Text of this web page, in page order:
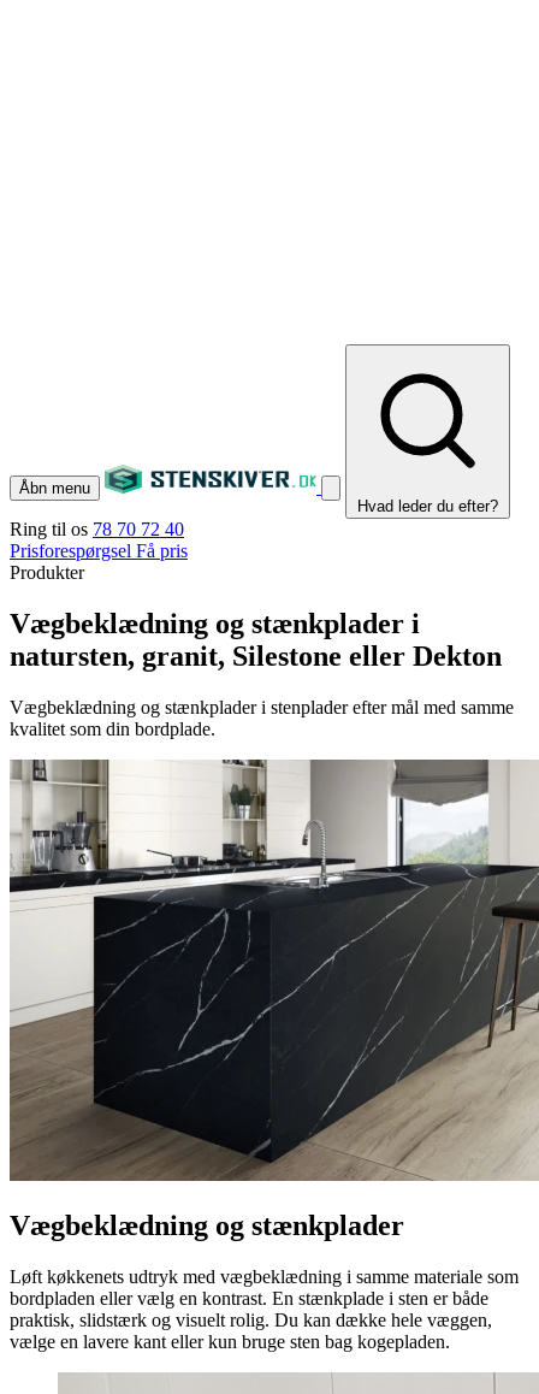
Åbn menu
Hvad leder du efter?
Ring til os 78 70 72 40
Prisforespørgsel Få pris
Produkter
Vægbeklædning og stænkplader i
natursten, granit, Silestone eller Dekton
Vægbeklædning og stænkplader i stenplader efter mål med samme
kvalitet som din bordplade.
Vægbeklædning og stænkplader
Løft køkkenets udtryk med vægbeklædning i samme materiale som
bordpladen eller vælg en kontrast. En stænkplade i sten er både
praktisk, slidstærk og visuelt rolig. Du kan dække hele væggen,
vælge en lavere kant eller kun bruge sten bag kogepladen.